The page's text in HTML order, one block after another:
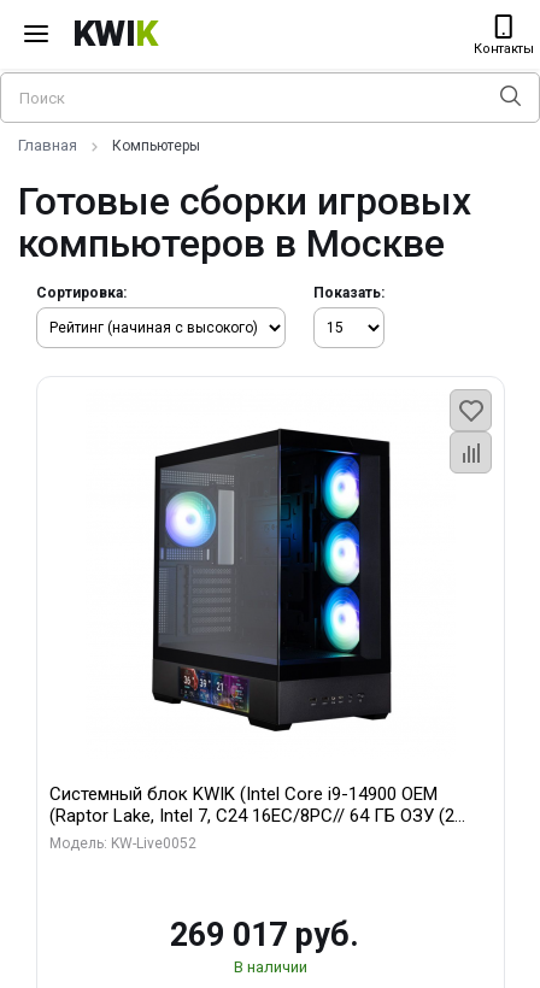
KWIK Контакты
Главная Компьютеры
Готовые сборки игровых
компьютеров в Москве
Сортировка: Показать:
Системный блок KWIK (Intel Core i9-14900 OEM
(Raptor Lake, Intel 7, C24 16EC/8PC// 64 ГБ ОЗУ (2
модуля)/ Palit RTX5080 GAMINGPRO OC 16GB GDDR7
Модель: KW-Live0052
269 017 руб.
В наличии